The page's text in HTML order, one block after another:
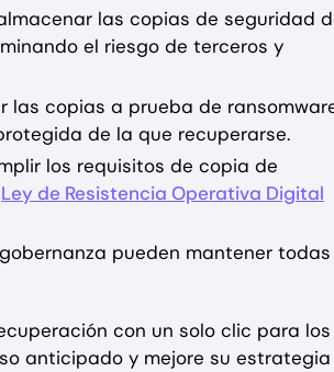
las copias de seguridad
el riesgo de terceros y
las copias a prueba de
de la que recuperarse.
los requisitos de copia de
Ley de Resistencia Operativa Digital
pueden mantener
con un solo clic para los
anticipado y mejore su